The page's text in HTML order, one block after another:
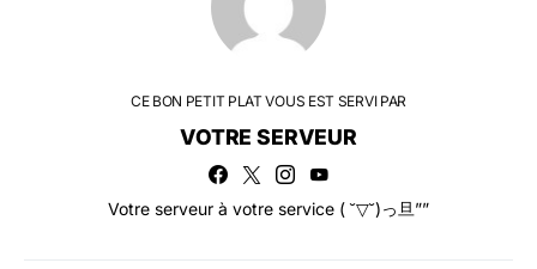
CE BON PETIT PLAT VOUS EST SERVI PAR
VOTRE SERVEUR
Votre serveur à votre service ( ˘▽˘)っ旦””